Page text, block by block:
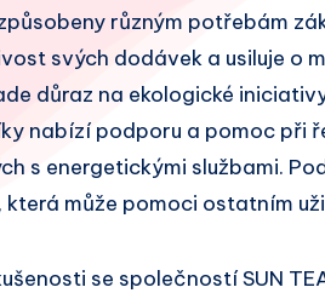
různým potřebám
svých dodávek a usiluje o
důraz na ekologické
nabízí podporu a pomoc při
s energetickými službami.
která může pomoci ostatním
se společností SUN